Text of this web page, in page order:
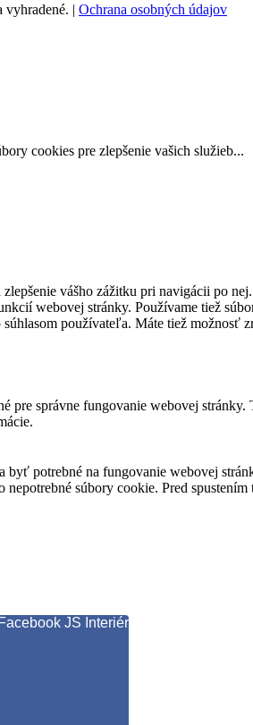
| Ochrana osobných údajov
cookies pre zlepšenie vašich služieb...
vášho zážitku pri navigácii po
webovej stránky. Používame tiež
používateľa. Máte tiež
pre správne fungovanie webovej
potrebné na fungovanie webovej
nepotrebné súbory cookie. Pred
Facebook JS Interiér